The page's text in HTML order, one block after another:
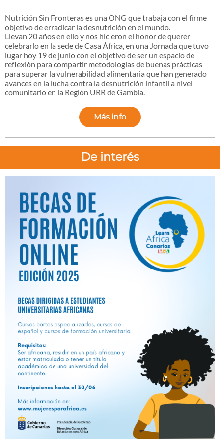
Nutrición Sin Fronteras es una ONG que trabaja con el firme
objetivo de erradicar la desnutrición en el mundo.
Llevan 20 años en ello y nos hicieron el honor de querer
celebrarlo en la sede de Casa África, en una Jornada que tuvo
lugar hoy 19 de junio con el objetivo de ser un espacio de
reflexión para compartir metodologías de buenas prácticas
para superar la vulnerabilidad alimentaria que han generado
avances en la lucha contra la desnutrición infantil a nivel
comunitario en la Región URR de Gambia.
Más info
De interés